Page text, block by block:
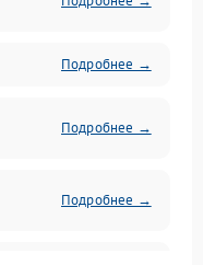
Подробнее →
Подробнее →
Подробнее →